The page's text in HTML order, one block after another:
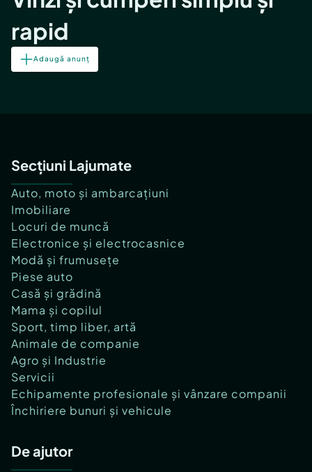
rapid
Adaugă anunț
Secțiuni Lajumate
Auto, moto și ambarcațiuni
Imobiliare
Locuri de muncă
Electronice și electrocasnice
Modă și frumusețe
Piese auto
Casă și grădină
Mama și copilul
Sport, timp liber, artă
Animale de companie
Agro și Industrie
Servicii
Echipamente profesionale și vânzare companii
Închiriere bunuri și vehicule
De ajutor